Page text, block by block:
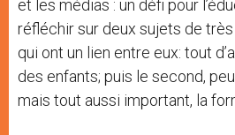
et les médias : un défi pour
réfléchir sur deux sujets de
qui ont un lien entre eux: tout
des enfants; puis le second,
mais tout aussi important, la